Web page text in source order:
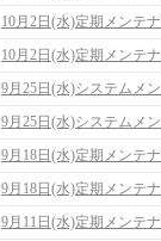
10月2日(水)定期メンテ
10月2日(水)定期メンテ
9月25日(水)システムメ
9月25日(水)システムメ
9月18日(水)定期メンテ
9月18日(水)定期メンテ
9月11日(水)定期メンテ